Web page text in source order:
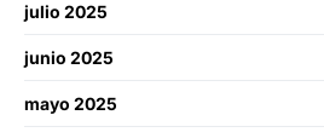
julio 2025
junio 2025
mayo 2025